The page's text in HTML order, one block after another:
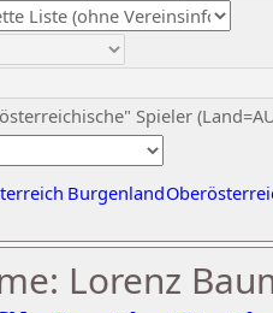
Spieler
Burgenland
Lorenz